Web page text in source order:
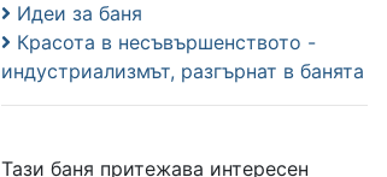
Идеи за баня
Красота в несъвършенството -
индустриализмът, разгърнат в банята
Тази баня притежава интересен